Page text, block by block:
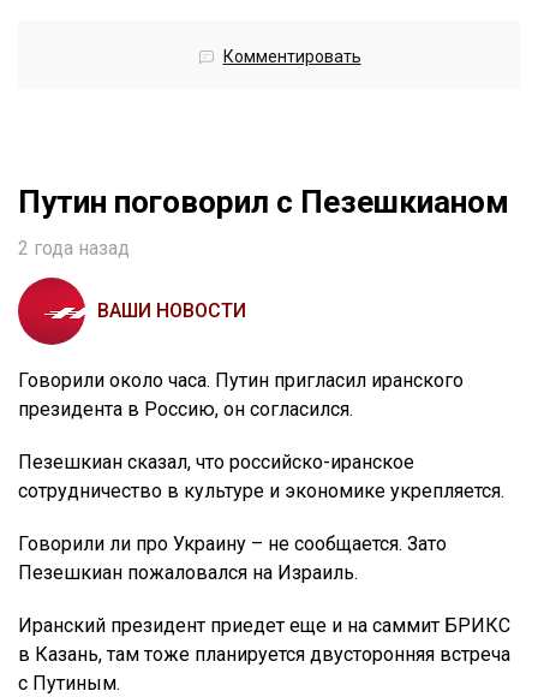
Комментировать
Путин поговорил с Пезешкианом
2 года назад
ВАШИ НОВОСТИ
Говорили около часа. Путин пригласил иранского
президента в Россию, он согласился.
Пезешкиан сказал, что российско-иранское
сотрудничество в культуре и экономике укрепляется.
Говорили ли про Украину – не сообщается. Зато
Пезешкиан пожаловался на Израиль.
Иранский президент приедет еще и на саммит БРИКС
в Казань, там тоже планируется двусторонняя встреча
с Путиным.